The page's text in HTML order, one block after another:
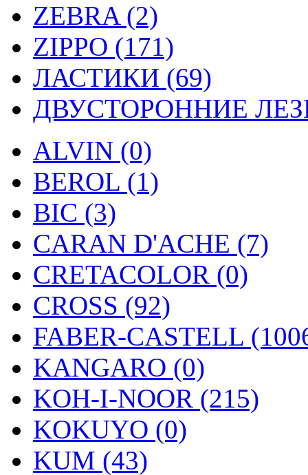
ZEBRA (2)
ZIPPO (171)
ЛАСТИКИ (69)
ДВУСТОРОННИЕ
ALVIN (0)
BEROL (1)
BIC (3)
CARAN D'ACHE (7)
CRETACOLOR (0)
CROSS (92)
FABER-CASTELL
KANGARO (0)
KOH-I-NOOR (215)
KOKUYO (0)
KUM (43)